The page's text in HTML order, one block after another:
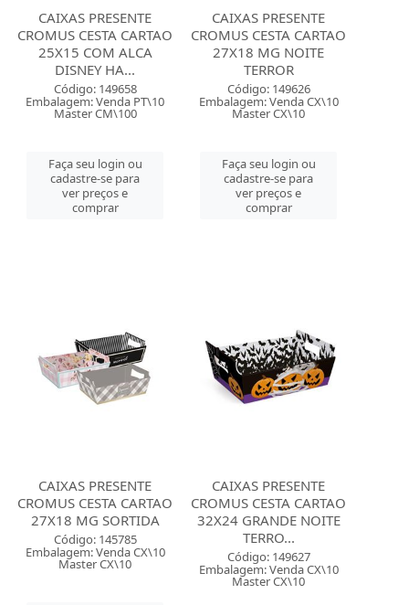
CAIXAS PRESENTE
CROMUS CESTA CARTAO
25X15 COM ALCA
DISNEY HA...
Código: 149658
Embalagem: Venda PT\10
Master CM\100
Faça seu login ou
cadastre-se para
ver preços e
comprar
CAIXAS PRESENTE
CROMUS CESTA CARTAO
27X18 MG NOITE
TERROR
Código: 149626
Embalagem: Venda CX\10
Master CX\10
Faça seu login ou
cadastre-se para
ver preços e
comprar
CAIXAS PRESENTE
CROMUS CESTA CARTAO
27X18 MG SORTIDA
Código: 145785
Embalagem: Venda CX\10
Master CX\10
CAIXAS PRESENTE
CROMUS CESTA CARTAO
32X24 GRANDE NOITE
TERRO...
Código: 149627
Embalagem: Venda CX\10
Master CX\10